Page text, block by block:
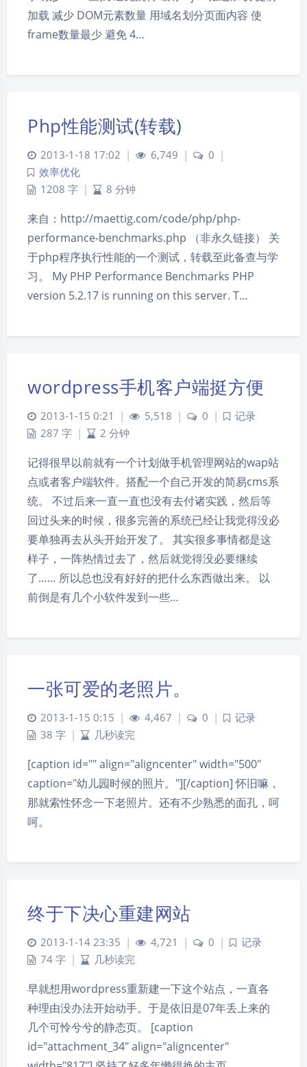
加载 减少 DOM元素数量 用域名划分页面内容 使
frame数量最少 避免 4…
Php性能测试(转载)
2013-1-18 17:02 | 6,749 | 0 |
效率优化
1208 字 | 8 分钟
来自：http://maettig.com/code/php/php-
performance-benchmarks.php （非永久链接） 关
于php程序执行性能的一个测试，转载至此备查与学
习。 My PHP Performance Benchmarks PHP
version 5.2.17 is running on this server. T…
wordpress手机客户端挺方便
2013-1-15 0:21 | 5,518 | 0 |
记录
287 字 | 2 分钟
记得很早以前就有一个计划做手机管理网站的wap站
点或者客户端软件。搭配一个自己开发的简易cms系
统。 不过后来一直一直也没有去付诸实践，然后等
回过头来的时候，很多完善的系统已经让我觉得没必
要单独再去从头开始开发了。 其实很多事情都是这
样子，一阵热情过去了，然后就觉得没必要继续
了…… 所以总也没有好好的把什么东西做出来。 以
前倒是有几个小软件发到一些…
一张可爱的老照片。
2013-1-15 0:15 | 4,467 | 0 |
记录
38 字 | 几秒读完
[caption id="" align="aligncenter" width="500"
caption="幼儿园时候的照片。"][/caption] 怀旧嘛，
那就索性怀念一下老照片。还有不少熟悉的面孔，呵
呵。
终于下决心重建网站
2013-1-14 23:35 | 4,721 | 0 |
记录
74 字 | 几秒读完
早就想用wordpress重新建一下这个站点，一直各
种理由没办法开始动手。于是依旧是07年丢上来的
几个可怜兮兮的静态页。 [caption
id="attachment_34" align="aligncenter"